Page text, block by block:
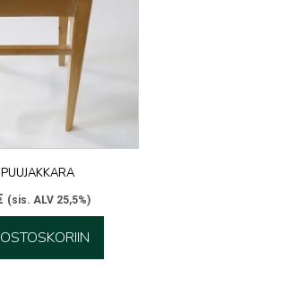
(sis. ALV 25,5%)